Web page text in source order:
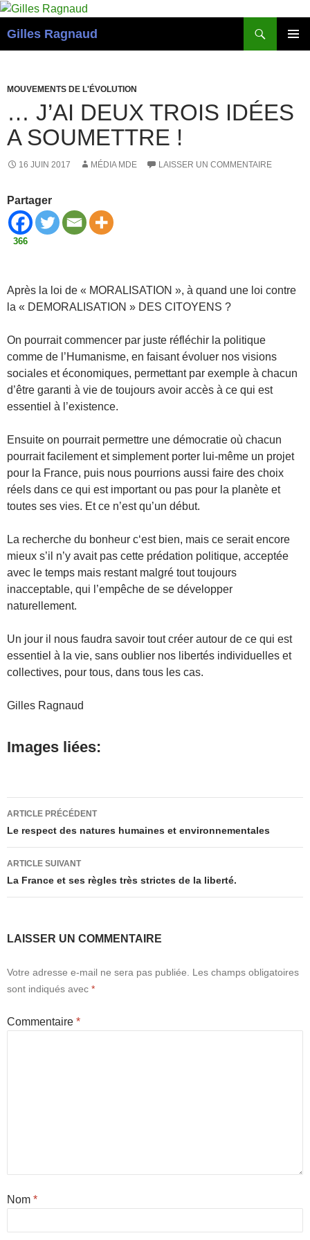
Gilles Ragnaud
MOUVEMENTS DE L'ÉVOLUTION
… J’AI DEUX TROIS IDÉES
A SOUMETTRE !
16 JUIN 2017 MÉDIA MDE LAISSER UN COMMENTAIRE
Partager
366
Après la loi de « MORALISATION », à quand une loi contre
la « DEMORALISATION » DES CITOYENS ?
On pourrait commencer par juste réfléchir la politique
comme de l’Humanisme, en faisant évoluer nos visions
sociales et économiques, permettant par exemple à chacun
d’être garanti à vie de toujours avoir accès à ce qui est
essentiel à l’existence.
Ensuite on pourrait permettre une démocratie où chacun
pourrait facilement et simplement porter lui-même un projet
pour la France, puis nous pourrions aussi faire des choix
réels dans ce qui est important ou pas pour la planète et
toutes ses vies. Et ce n’est qu’un début.
La recherche du bonheur c‘est bien, mais ce serait encore
mieux s’il n’y avait pas cette prédation politique, acceptée
avec le temps mais restant malgré tout toujours
inacceptable, qui l’empêche de se développer
naturellement.
Un jour il nous faudra savoir tout créer autour de ce qui est
essentiel à la vie, sans oublier nos libertés individuelles et
collectives, pour tous, dans tous les cas.
Gilles Ragnaud
Images liées:
Navigation
des
articles
ARTICLE PRÉCÉDENT
Le respect des natures humaines et environnementales
ARTICLE SUIVANT
La France et ses règles très strictes de la liberté.
LAISSER UN COMMENTAIRE
Votre adresse e-mail ne sera pas publiée.
Les champs obligatoires
sont indiqués avec *
Commentaire *
Nom *